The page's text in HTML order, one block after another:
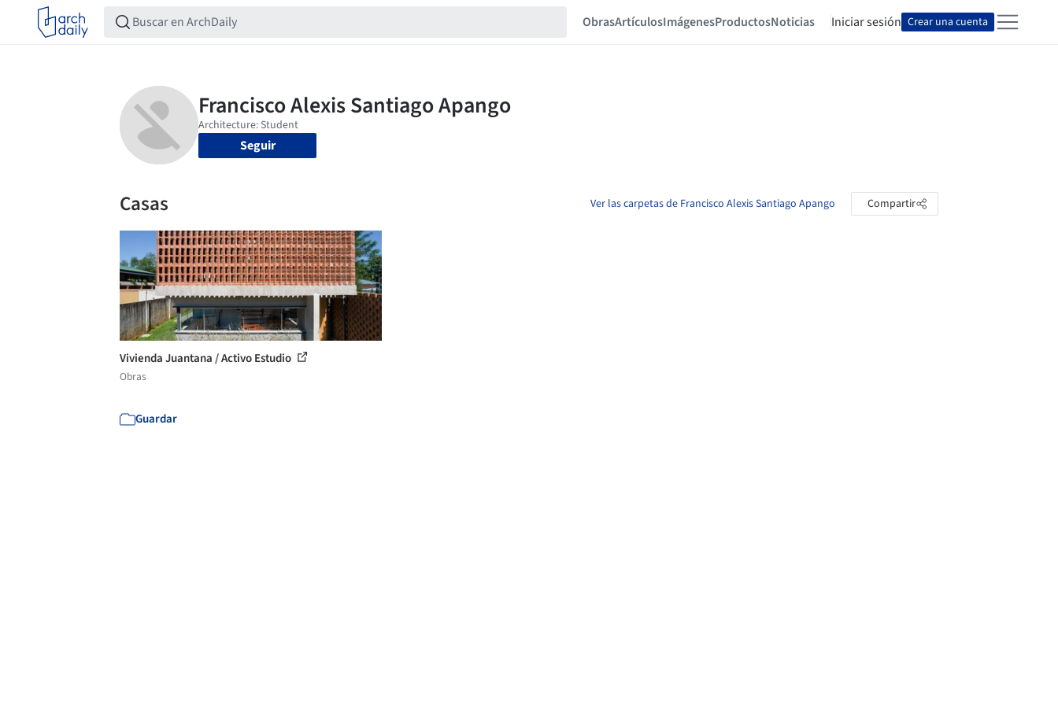
ObrasArtículosImágenesProductosNoticias Iniciar sesión Crear una cuenta
Seguir
Casas Ver las carpetas de Francisco Alexis Santiago Apango Compartir
Vivienda Juantana / Activo Estudio
Obras
Guardar